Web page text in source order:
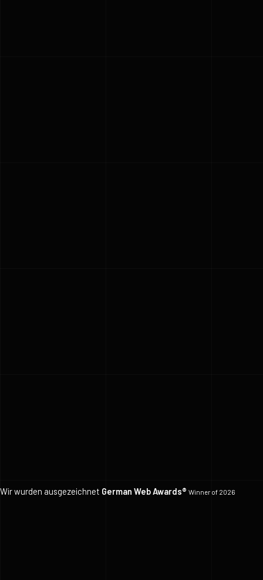
Wir wurden ausgezeichnet German Web Awards® Winner of 2026